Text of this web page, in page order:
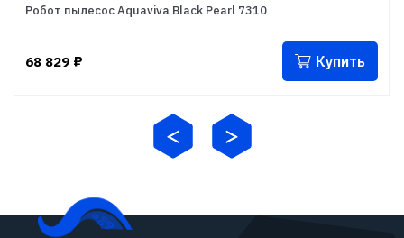
Робот пылесос Aquaviva Black Pearl 7310
68 829 ₽ Купить